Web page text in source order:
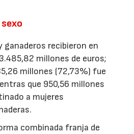
ganaderos recibieron en
millones de euros;
millones (72,73%) fue
que 950,56 millones
a mujeres
combinada franja de